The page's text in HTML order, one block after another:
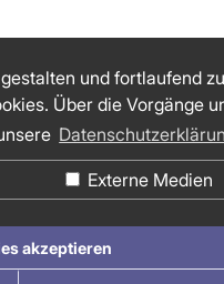
und fortlaufend zu
Über die Vorgänge
Externe Medien
akzeptieren